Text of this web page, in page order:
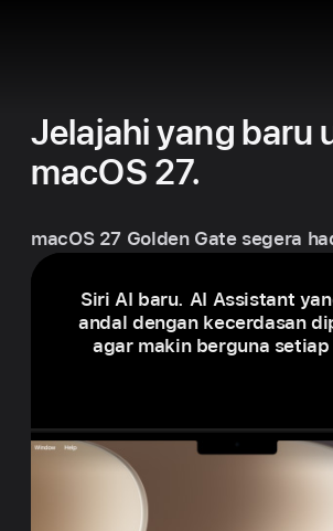
Jelajahi yang baru
macOS 27.
macOS 27 Golden Gate segera
Siri AI baru. AI Assistant
andal dengan kecerdasan
agar makin berguna